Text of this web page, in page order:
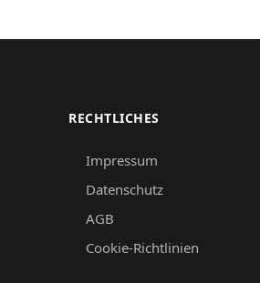
RECHTLICHES
Impressum
Datenschutz
AGB
Cookie-Richtlinien